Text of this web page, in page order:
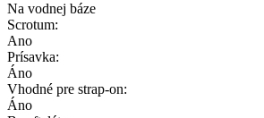
Na vodnej báze
Scrotum:
Ano
Prísavka:
Áno
Vhodné pre strap-on:
Áno